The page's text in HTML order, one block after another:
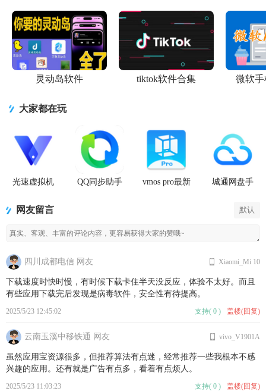
[0]
灵动岛软件 tiktok软件合集 微软手
大家都在玩
光速虚拟机
QQ同步助手
vmos pro最新
城通网盘手
网友留言 默认
四川成都电信 网友
2025/5/23 12:45:02
下载速度时快时慢，有时候下载卡住半天没反应，体验不太好。而且
有些应用下载完后发现是病毒软件，安全性有待提高。
Xiaomi_Mi 10
支持( 0 ) 盖楼(回复)
云南玉溪中移铁通 网友
2025/5/23 11:03:23
虽然应用宝资源很多，但推荐算法有点迷，经常推荐一些我根本不感
兴趣的应用。还有就是广告有点多，看着有点烦人。
vivo_V1901A
支持( 0 ) 盖楼(回复)